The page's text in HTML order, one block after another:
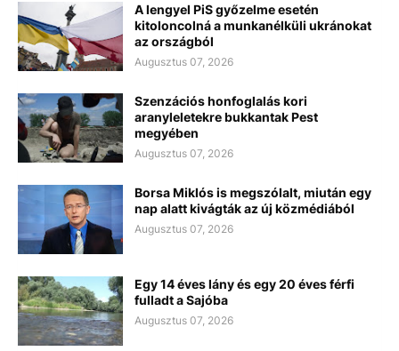
A lengyel PiS győzelme esetén
kitoloncolná a munkanélküli ukránokat
az országból
Augusztus 07, 2026
Szenzációs honfoglalás kori
aranyleletekre bukkantak Pest
megyében
Augusztus 07, 2026
Borsa Miklós is megszólalt, miután egy
nap alatt kivágták az új közmédiából
Augusztus 07, 2026
Egy 14 éves lány és egy 20 éves férfi
fulladt a Sajóba
Augusztus 07, 2026